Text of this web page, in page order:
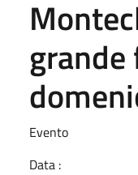
grande
Evento
Data :